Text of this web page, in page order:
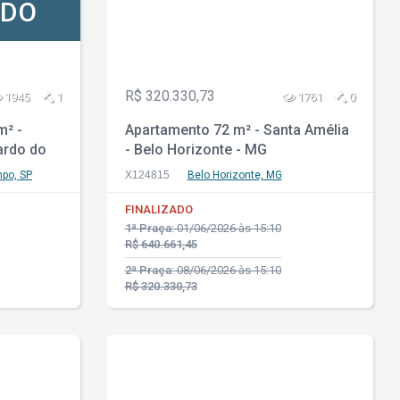
1945 1
-
do
SP
R$ 320.330,73 1761 0
Apartamento 72 m² - Santa Amélia
- Belo Horizonte - MG
X124815 Belo Horizonte, MG
FINALIZADO
1ª Praça:01/06/2026 às 15:10
R$ 640.661,45
2ª Praça:08/06/2026 às 15:10
R$ 320.330,73